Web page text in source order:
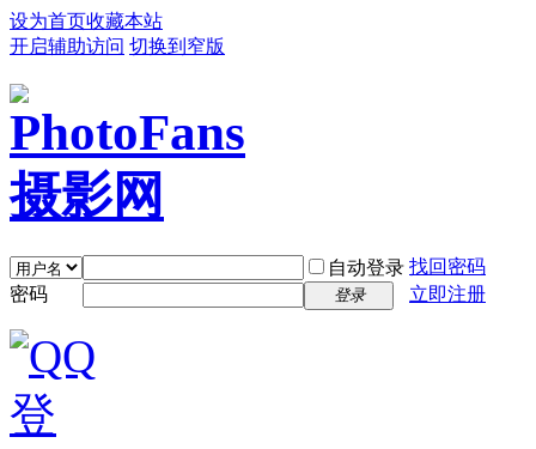
设为首页收藏本站
开启辅助访问 切换到窄版
自动登录 找回密码
密码
登录 立即注册